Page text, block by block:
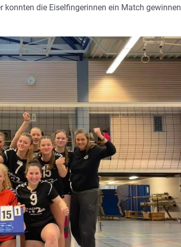
konnten die Eiselfingerinnen ein Match gewinnen